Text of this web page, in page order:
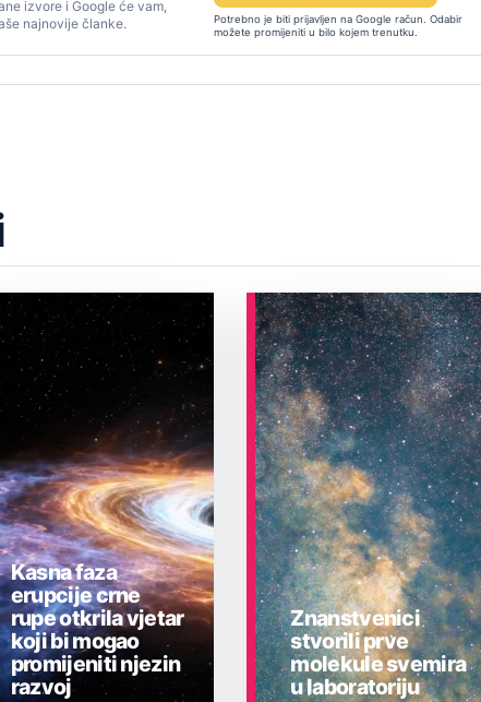
izvore i Google će vam,
najnovije članke.
Potrebno je biti prijavljen na Google račun. Odabir
možete promijeniti u bilo kojem trenutku.
Kasna faza
erupcije crne
rupe otkrila vjetar
koji bi mogao
promijeniti njezin
razvoj
Znanstvenici
stvorili prve
molekule svemira
u laboratoriju